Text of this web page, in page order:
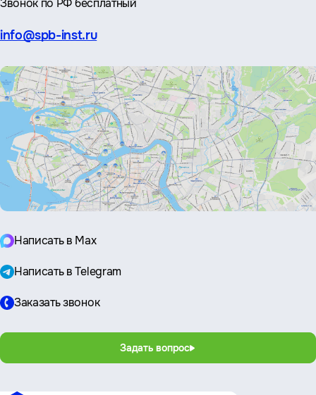
Звонок по РФ бесплатный
Эл.
info@spb-inst.ru
Написать в Max
Написать в Telegram
Заказать звонок
Задать вопрос